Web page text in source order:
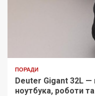
ПОРАДИ
Deuter Gigant 32L —
ноутбука, роботи